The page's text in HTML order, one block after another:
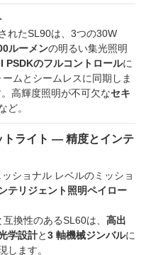
れたSL90は、3つの30W
ルーメンの明るい集光照明
PSDKのフルコントロールに
ムとシームレスに同期しま
高輝度照明が不可欠なセキ
ど。
トライト — 精度とインテ
ショナル レベルのミッショ
テリジェント照明ペイロー
互換性のあるSL60は、 高出
学設計と3 軸機械ジンバルに
します。